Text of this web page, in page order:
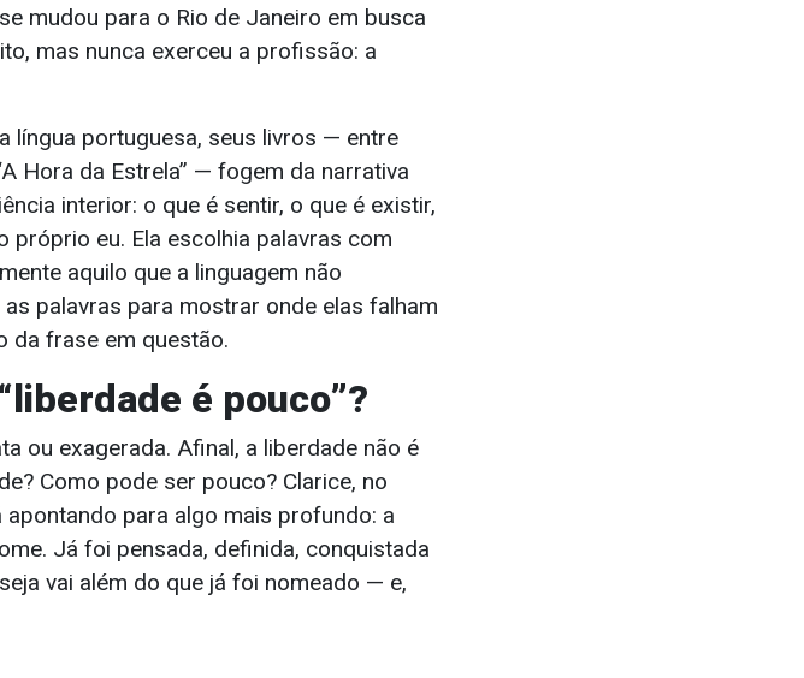
mudou para o Rio de Janeiro em busca
mas nunca exerceu a profissão: a
língua portuguesa, seus livros — entre
Hora da Estrela” — fogem da narrativa
interior: o que é sentir, o que é existir,
próprio eu. Ela escolhia palavras com
aquilo que a linguagem não
palavras para mostrar onde elas falham
da frase em questão.
é pouco”?
ou exagerada. Afinal, a liberdade não é
Como pode ser pouco? Clarice, no
para algo mais profundo: a
Já foi pensada, definida, conquistada
vai além do que já foi nomeado — e,